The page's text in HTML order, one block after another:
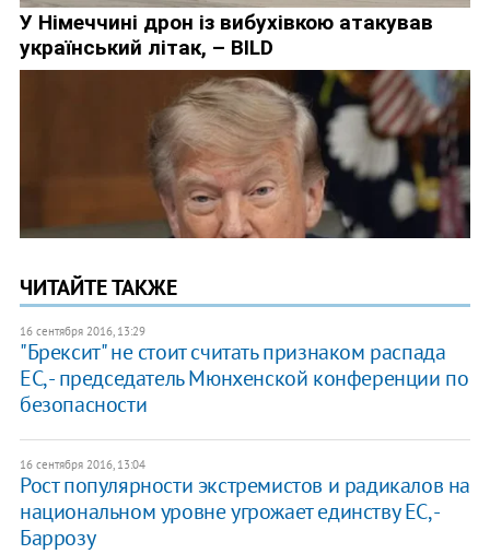
ЧИТАЙТЕ ТАКЖЕ
16 сентября 2016, 13:29
"Брексит" не стоит считать признаком распада
ЕС, - председатель Мюнхенской конференции по
безопасности
16 сентября 2016, 13:04
Рост популярности экстремистов и радикалов на
национальном уровне угрожает единству ЕС, -
Баррозу